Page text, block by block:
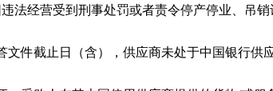
法经营受到刑事处罚或者责令停产停业、吊
文件截止日（含），供应商未处于中国银行供